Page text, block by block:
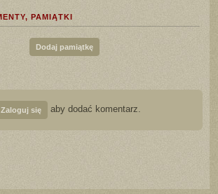
PAMIĄTKI
Dodaj pamiątkę
Zaloguj się aby dodać komentarz.